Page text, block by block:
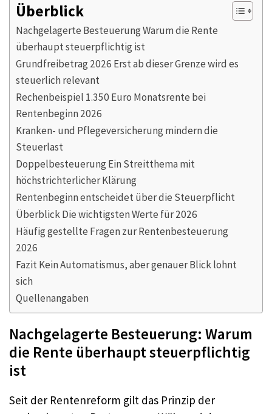
Überblick
Nachgelagerte Besteuerung Warum die Rente
überhaupt steuerpflichtig ist
Grundfreibetrag 2026 Erst ab dieser Grenze wird es
steuerlich relevant
Rechenbeispiel 1.350 Euro Monatsrente bei
Rentenbeginn 2026
Kranken- und Pflegeversicherung mindern die
Steuerlast
Doppelbesteuerung Ein Streitthema mit
höchstrichterlicher Klärung
Rentenbeginn entscheidet über die Steuerpflicht
Überblick Die wichtigsten Werte für 2026
Häufig gestellte Fragen zur Rentenbesteuerung
2026
Fazit Kein Automatismus, aber genauer Blick lohnt
sich
Quellenangaben
Nachgelagerte Besteuerung: Warum
die Rente überhaupt steuerpflichtig
ist
Seit der Rentenreform gilt das Prinzip der